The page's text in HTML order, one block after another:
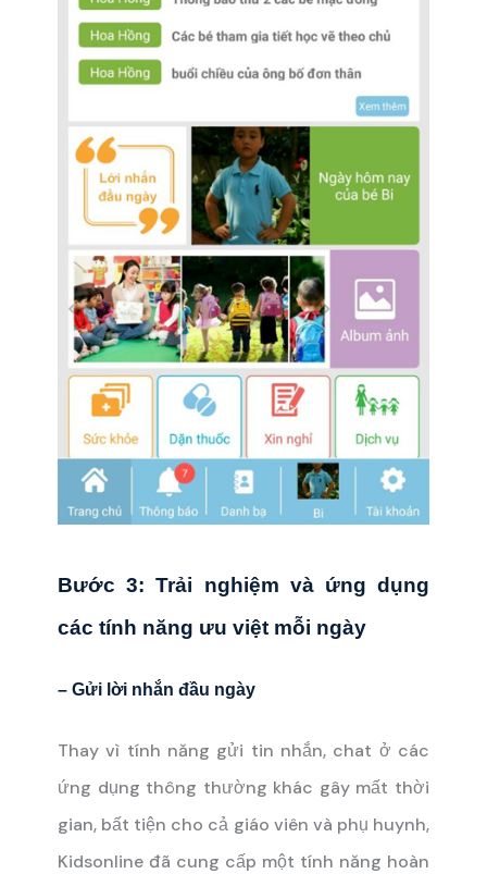
Bước 3: Trải nghiệm và ứng dụng
các tính năng ưu việt mỗi ngày
– Gửi lời nhắn đầu ngày
Thay vì tính năng gửi tin nhắn, chat ở các
ứng dụng thông thường khác gây mất thời
gian, bất tiện cho cả giáo viên và phụ huynh,
Kidsonline đã cung cấp một tính năng hoàn